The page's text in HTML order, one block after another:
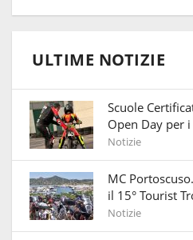
ULTIME NOTIZIE
Scuole
Open Day per
Notizie
MC
il 15° Tourist
Notizie